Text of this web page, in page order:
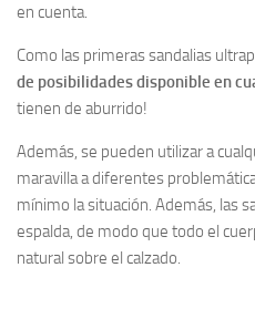
en cuenta.
Como las primeras sandalias
de posibilidades disponible en
tienen de aburrido!
Además, se pueden utilizar a
maravilla a diferentes
mínimo la situación. Además, las
espalda, de modo que todo el
natural sobre el calzado.